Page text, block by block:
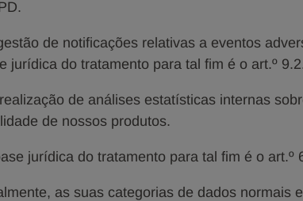
de notificações relativas a eventos
jurídica do tratamento para tal fim é o art.º
de análises estatísticas internas
de nossos produtos.
jurídica do tratamento para tal fim é o art.º
as suas categorias de dados normais